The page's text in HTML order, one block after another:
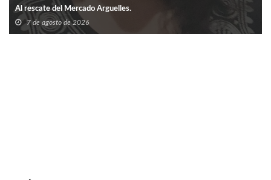
Al rescate del Mercado Arguelles.
7 de agosto de 2026